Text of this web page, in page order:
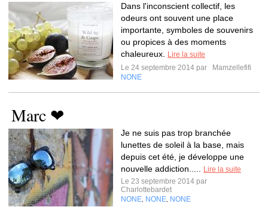
Dans l'inconscient collectif, les
odeurs ont souvent une place
importante, symboles de souvenirs
ou propices à des moments
chaleureux.
Lire la suite
Le 24 septembre 2014 par
Mamzellefifi
NONE
Marc ❤
Je ne suis pas trop branchée
lunettes de soleil à la base, mais
depuis cet été, je développe une
nouvelle addiction.....
Lire la suite
Le 23 septembre 2014 par
Charlottebardet
NONE NONE NONE